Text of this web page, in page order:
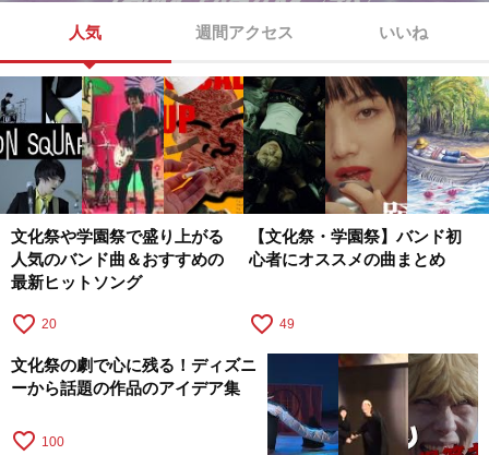
人気 週間アクセス いいね
文化祭や学園祭で盛り上がる
人気のバンド曲＆おすすめの
最新ヒットソング
favorite_border 20
【文化祭・学園祭】バンド初
心者にオススメの曲まとめ
favorite_border 49
文化祭の劇で心に残る！ディズニ
ーから話題の作品のアイデア集
favorite_border 100